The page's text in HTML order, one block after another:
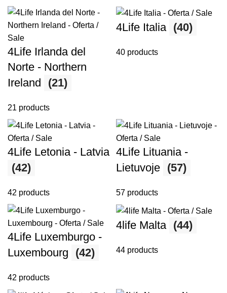
4Life Irlanda del
Norte - Northern
Ireland
(21)
21 products
4Life Italia (40)
40 products
4Life Letonia - Latvia
(42)
42 products
4Life Lituania -
Lietuvoje (57)
57 products
4Life Luxemburgo -
Luxembourg
(42)
42 products
4life Malta (44)
44 products